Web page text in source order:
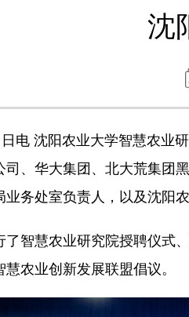
沈
沈阳农业大学智慧农业
、华大集团、北大荒集团
务处室负责人，以及沈阳
慧农业研究院授聘仪式
农业创新发展联盟倡议。